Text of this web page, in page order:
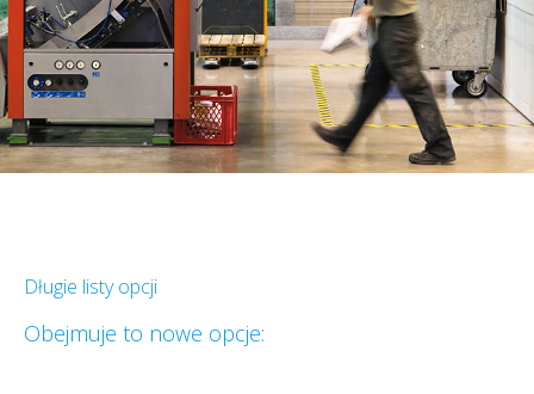
Długie listy opcji
Obejmuje to nowe opcje: